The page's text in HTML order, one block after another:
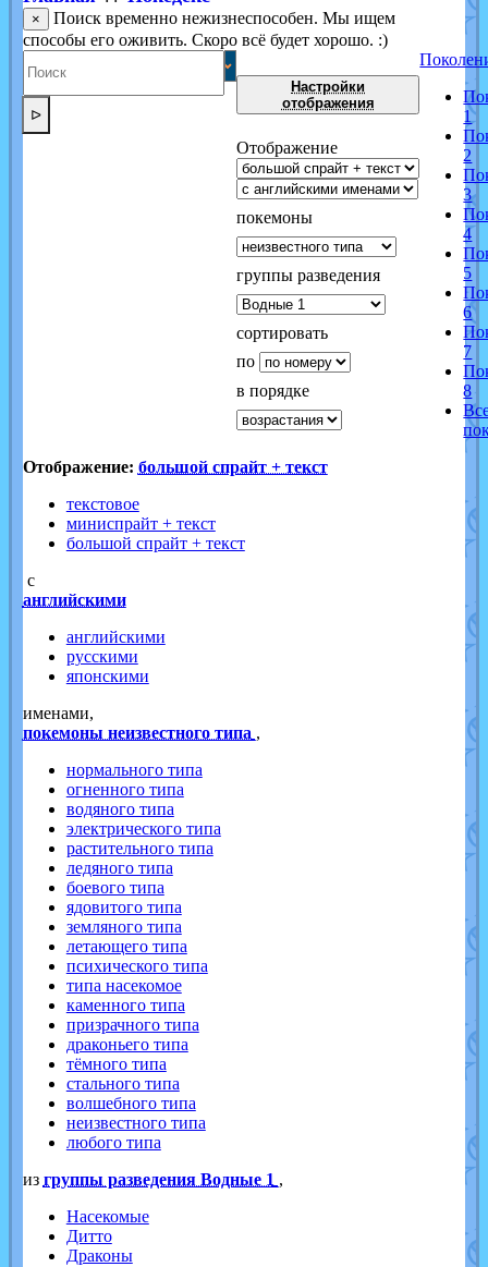
×
Поиск временно нежизнеспособен. Мы ищем
способы его оживить. Скоро всё будет хорошо. :)
ᐅ
Настройки
отображения
Отображение
покемоны
группы разведения
сортировать
по
в порядке
1
2
3
4
5
6
7
8
Отображение: большой спрайт + текст
текстовое
миниспрайт + текст
большой спрайт + текст
с
английскими
английскими
русскими
японскими
именами,
покемоны неизвестного типа ,
нормального типа
огненного типа
водяного типа
электрического типа
растительного типа
ледяного типа
боевого типа
ядовитого типа
земляного типа
летающего типа
психического типа
типа насекомое
каменного типа
призрачного типа
драконьего типа
тёмного типа
стального типа
волшебного типа
неизвестного типа
любого типа
из группы разведения Водные 1 ,
Насекомые
Дитто
Драконы